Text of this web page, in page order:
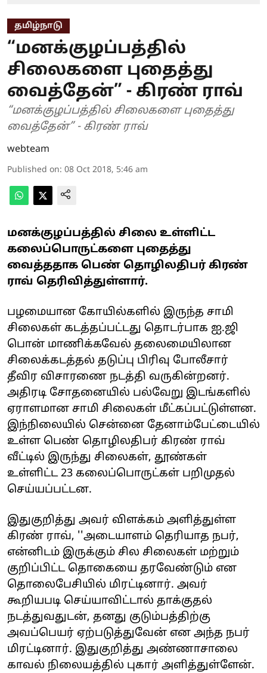
தமிழ்நாடு
“மனக்குழப்பத்தில்
சிலைகளை புதைத்து
வைத்தேன்” - கிரண் ராவ்
“மனக்குழப்பத்தில் சிலைகளை புதைத்து
வைத்தேன்” - கிரண் ராவ்
webteam
Published on: 08 Oct 2018, 5:46 am
மனக்குழப்பத்தில் சிலை உள்ளிட்ட
கலைப்பொருட்களை புதைத்து
வைத்ததாக பெண் தொழிலதிபர் கிரண்
ராவ் தெரிவித்துள்ளார்.
பழமையான கோயில்களில் இருந்த சாமி
சிலைகள் கடத்தப்பட்டது தொடர்பாக ஐ.ஜி
பொன் மாணிக்கவேல் தலைமையிலான
சிலைக்கடத்தல் தடுப்பு பிரிவு போலீசார்
தீவிர விசாரணை நடத்தி வருகின்றனர்.
அதிரடி சோதனையில் பல்வேறு இடங்களில்
ஏராளமான சாமி சிலைகள் மீட்கப்பட்டுள்ளன.
இந்நிலையில் சென்னை தேனாம்பேட்டையில்
உள்ள பெண் தொழிலதிபர் கிரண் ராவ்
வீட்டில் இருந்து சிலைகள், தூண்கள்
உள்ளிட்ட 23 கலைப்பொருட்கள் பறிமுதல்
செய்யப்பட்டன.
இதுகுறித்து அவர் விளக்கம் அளித்துள்ள
கிரண் ராவ், ''அடையாளம் தெரியாத நபர்,
என்னிடம் இருக்கும் சில சிலைகள் மற்றும்
குறிப்பிட்ட தொகையை தரவேண்டும் என
தொலைபேசியில் மிரட்டினார். அவர்
கூறியபடி செய்யாவிட்டால் தாக்குதல்
நடத்துவதுடன், தனது குடும்பத்திற்கு
அவப்பெயர் ஏற்படுத்துவேன் என அந்த நபர்
மிரட்டினார். இதுகுறித்து அண்ணாசாலை
காவல் நிலையத்தில் புகார் அளித்துள்ளேன்.